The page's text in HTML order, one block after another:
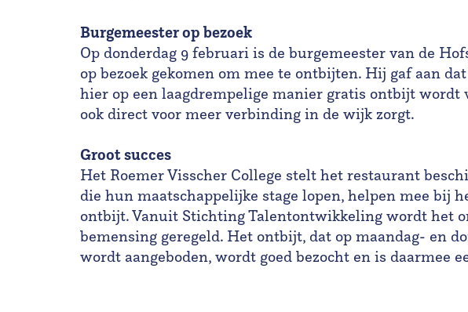
Burgemeester op bezoek
Op donderdag 9 februari is de burgemeester van de
op bezoek gekomen om mee te ontbijten. Hij gaf aan
hier op een laagdrempelige manier gratis ontbijt wordt
ook direct voor meer verbinding in de wijk zorgt.
Groot succes
Het Roemer Visscher College stelt het restaurant
die hun maatschappelijke stage lopen, helpen mee bij
ontbijt. Vanuit Stichting Talentontwikkeling wordt het
bemensing geregeld. Het ontbijt, dat op maandag- en
wordt aangeboden, wordt goed bezocht en is daarmee